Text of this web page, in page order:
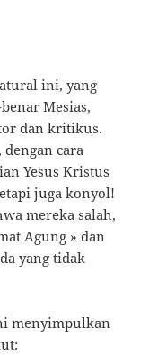
ini, yang
Mesias,
dan kritikus.
cara
Yesus Kristus
juga konyol!
mereka salah,
Agung » dan
yang tidak
menyimpulkan